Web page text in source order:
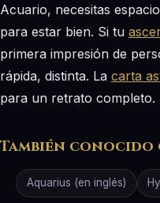
Acuario, necesitas
para estar bien. Si tu
primera impresión de
rápida, distinta. La carta
para un retrato completo.
También conocido
Aquarius (en inglés)